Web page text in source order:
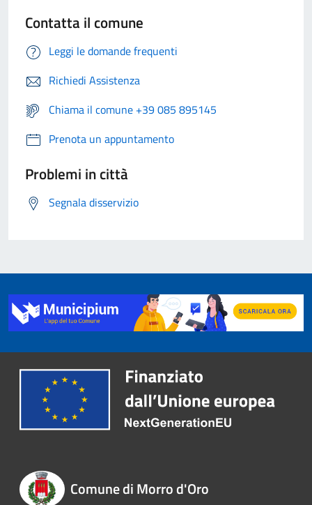
Contatta il comune
Leggi le domande frequenti
Richiedi Assistenza
Chiama il comune +39 085 895145
Prenota un appuntamento
Problemi in città
Segnala disservizio
Comune di Morro d'Oro